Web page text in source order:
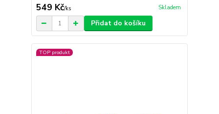
549 Kč/ks Skladem
Přidat do košíku
TOP produkt